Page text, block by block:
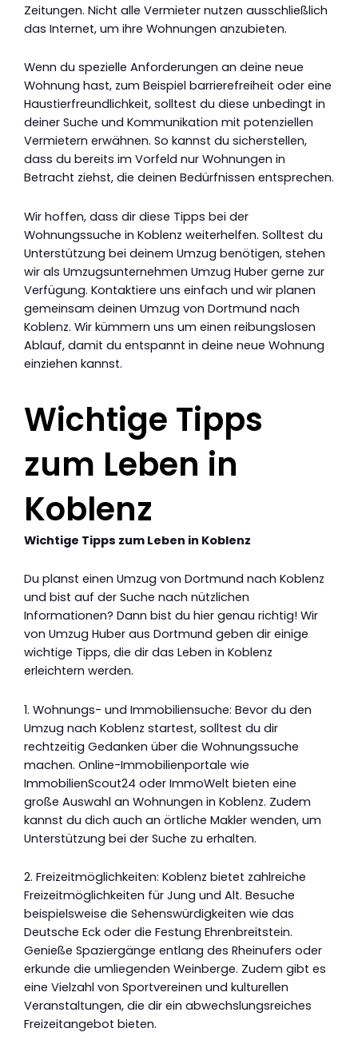
Zeitungen. Nicht alle Vermieter nutzen ausschließlich
das Internet, um ihre Wohnungen anzubieten.
Wenn du spezielle Anforderungen an deine neue
Wohnung hast, zum Beispiel barrierefreiheit oder eine
Haustierfreundlichkeit, solltest du diese unbedingt in
deiner Suche und Kommunikation mit potenziellen
Vermietern erwähnen. So kannst du sicherstellen,
dass du bereits im Vorfeld nur Wohnungen in
Betracht ziehst, die deinen Bedürfnissen entsprechen.
Wir hoffen, dass dir diese Tipps bei der
Wohnungssuche in Koblenz weiterhelfen. Solltest du
Unterstützung bei deinem Umzug benötigen, stehen
wir als Umzugsunternehmen Umzug Huber gerne zur
Verfügung. Kontaktiere uns einfach und wir planen
gemeinsam deinen Umzug von Dortmund nach
Koblenz. Wir kümmern uns um einen reibungslosen
Ablauf, damit du entspannt in deine neue Wohnung
einziehen kannst.
Wichtige Tipps
zum Leben in
Koblenz
Wichtige Tipps zum Leben in Koblenz
Du planst einen Umzug von Dortmund nach Koblenz
und bist auf der Suche nach nützlichen
Informationen? Dann bist du hier genau richtig! Wir
von Umzug Huber aus Dortmund geben dir einige
wichtige Tipps, die dir das Leben in Koblenz
erleichtern werden.
1. Wohnungs- und Immobiliensuche: Bevor du den
Umzug nach Koblenz startest, solltest du dir
rechtzeitig Gedanken über die Wohnungssuche
machen. Online-Immobilienportale wie
ImmobilienScout24 oder ImmoWelt bieten eine
große Auswahl an Wohnungen in Koblenz. Zudem
kannst du dich auch an örtliche Makler wenden, um
Unterstützung bei der Suche zu erhalten.
2. Freizeitmöglichkeiten: Koblenz bietet zahlreiche
Freizeitmöglichkeiten für Jung und Alt. Besuche
beispielsweise die Sehenswürdigkeiten wie das
Deutsche Eck oder die Festung Ehrenbreitstein.
Genieße Spaziergänge entlang des Rheinufers oder
erkunde die umliegenden Weinberge. Zudem gibt es
eine Vielzahl von Sportvereinen und kulturellen
Veranstaltungen, die dir ein abwechslungsreiches
Freizeitangebot bieten.